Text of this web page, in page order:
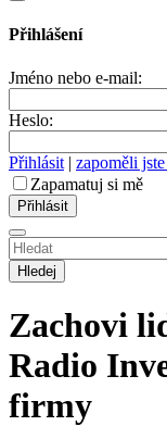
Přihlášení
Jméno nebo e-mail:
Heslo:
Přihlásit | zapoměli
Zapamatuj si mě
Hledej
Zachovi
Radio
firmy